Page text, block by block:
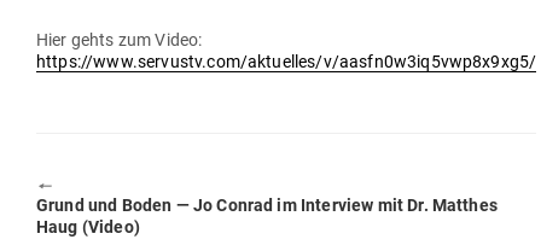
Hier gehts zum Video:
https://www.servustv.com/aktuelles/v/aasfn0w3iq5vwp8x9xg5/
🠔
Previous
post:
Grund und Boden — Jo Conrad im Interview mit Dr. Matthes
Haug (Video)